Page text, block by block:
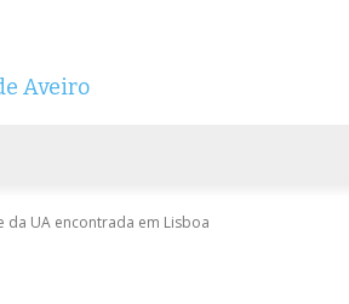
da UA encontrada em Lisboa